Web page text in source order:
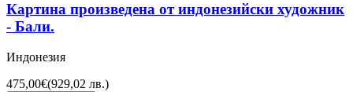
Картина произведена от индонезийски художник
- Бали.
Индонезия
475,00€(929,02 лв.)